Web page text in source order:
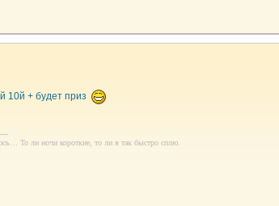
10й + будет приз
То ли ночи короткие, то ли я так быстро сплю.